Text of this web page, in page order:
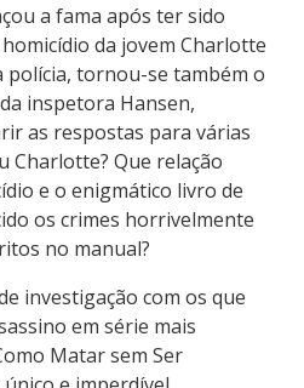
a fama após ter sido
da jovem Charlotte
polícia, tornou-se também o
inspetora Hansen,
as respostas para várias
Charlotte? Que relação
e o enigmático livro de
os crimes horrivelmente
no manual?
investigação com os que
em série mais
Matar sem Ser